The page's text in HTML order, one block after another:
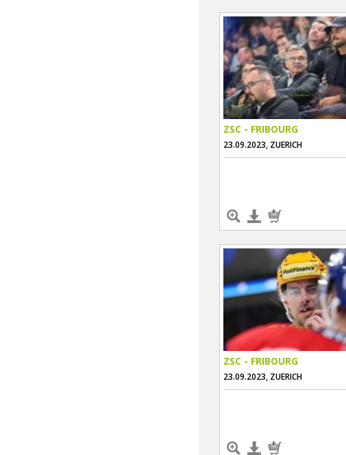
ZSC - FRIBOURG
23.09.2023, ZUERICH
ZSC - FRIBOURG
23.09.2023, ZUERICH